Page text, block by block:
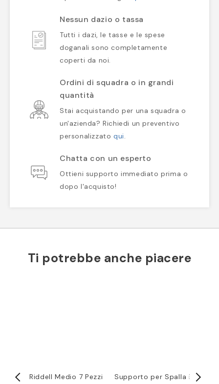
Nessun dazio o tassa
Tutti i dazi, le tasse e le spese
doganali sono completamente
coperti da noi.
Ordini di squadra o in grandi
quantità
Stai acquistando per una squadra o
un'azienda? Richiedi un preventivo
personalizzato qui.
Chatta con un esperto
Ottieni supporto immediato prima o
dopo l'acquisto!
Ti potrebbe anche piacere
Set Riddell Medio 7 Pezzi
Supporto per Spalla in